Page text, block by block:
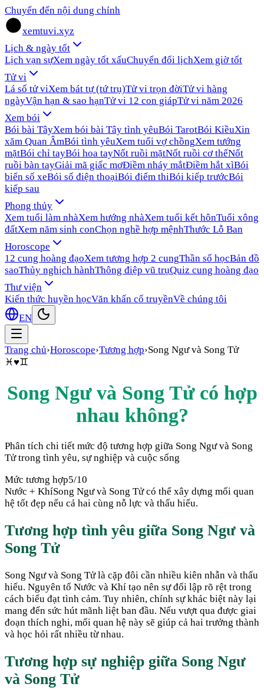
Chuyển đến nội dung chính
xemtuvi.xyz
Lịch & ngày tốt
Lịch vạn sựXem ngày tốt xấuChuyển đổi lịchXem giờ tốt
Tử vi
Lá số tử viXem bát tự (tứ trụ)Tử vi trọn đờiTử vi hàng
ngàyVận hạn & sao hạnTử vi 12 con giápTử vi năm 2026
Xem bói
Bói bài TâyXem bói bài Tây tình yêuBói TarotBói KiềuXin
xăm Quan ÂmBói tình yêuXem tuổi vợ chồngXem tướng
mặtBói chỉ tayBói hoa tayNốt ruồi mặtNốt ruồi cơ thểNốt
ruồi bàn tayGiải mã giấc mơĐiềm nháy mắtĐiềm hắt xìBói
biển số xeBói số điện thoạiBói điểm thiBói kiếp trướcBói
kiếp sau
Phong thủy
Xem tuổi làm nhàXem hướng nhàXem tuổi kết hônTuổi xông
đấtXem năm sinh conChọn nghề hợp mệnhThước Lỗ Ban
Horoscope
12 cung hoàng đạoXem tương hợp 2 cungThần số họcBản đồ
saoThủy nghịch hànhThông điệp vũ trụQuiz cung hoàng đạo
Thư viện
Kiến thức huyền họcVăn khấn cổ truyềnVề chúng tôi
EN
Trang chủ›Horoscope›Tương hợp›Song Ngưvà Song Tử
♓♥♊
Song Ngưvà Song Tửcó hợp
nhau không?
Phân tích chi tiết mức độ tương hợp giữa Song Ngưvà Song
Tửtrong tình yêu, sự nghiệp và cuộc sống
Mức tương hợp5/10
Nước + KhíSong Ngư và Song Tử có thể xây dựng mối quan
hệ tốt đẹp nếu cả hai cùng nỗ lực và thấu hiểu.
Tương hợp tình yêu giữa Song Ngư và
Song Tử
Song Ngư và Song Tử là cặp đôi cần nhiều kiên nhẫn và thấu
hiểu. Nguyên tố Nước và Khí tạo nên sự đối lập rõ rệt trong
cách biểu đạt tình cảm. Tuy nhiên, chính sự khác biệt này lại
mang đến sức hút mãnh liệt ban đầu. Nếu vượt qua được giai
đoạn thích nghi, mối quan hệ này sẽ giúp cả hai trưởng thành
và học hỏi rất nhiều từ nhau.
Tương hợp sự nghiệp giữa Song Ngư
và Song Tử